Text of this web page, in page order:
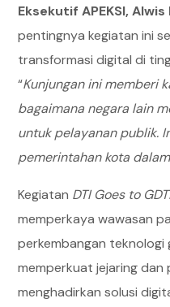
Eksekutif APEKSI,
pentingnya kegiatan ini
transformasi digital di
“Kunjungan ini memberi
bagaimana negara lain
untuk pelayanan publik.
pemerintahan kota
Kegiatan DTI Goes to
memperkaya wawasan
perkembangan teknologi
memperkuat jejaring
menghadirkan solusi